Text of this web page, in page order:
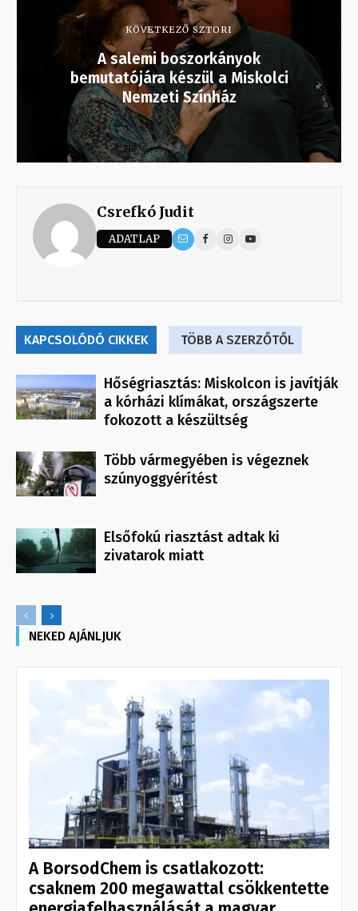
KÖVETKEZŐ SZTORI
A salemi boszorkányok
bemutatójára készül a Miskolci
Nemzeti Színház
Csrefkó Judit
ADATLAP
KAPCSOLÓDÓ CIKKEK TÖBB A SZERZŐTŐL
Hőségriasztás: Miskolcon is javítják
a kórházi klímákat, országszerte
fokozott a készültség
Több vármegyében is végeznek
szúnyoggyérítést
Elsőfokú riasztást adtak ki
zivatarok miatt
NEKED AJÁNLJUK
A BorsodChem is csatlakozott:
csaknem 200 megawattal csökkentette